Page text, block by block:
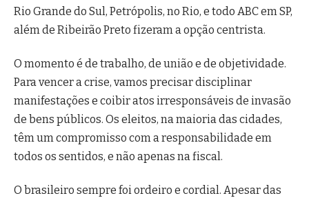
Rio Grande do Sul, Petrópolis, no Rio, e todo ABC em SP,
além de Ribeirão Preto fizeram a opção centrista.
O momento é de trabalho, de união e de objetividade.
Para vencer a crise, vamos precisar disciplinar
manifestações e coibir atos irresponsáveis de invasão
de bens públicos. Os eleitos, na maioria das cidades,
têm um compromisso com a responsabilidade em
todos os sentidos, e não apenas na fiscal.
O brasileiro sempre foi ordeiro e cordial. Apesar das